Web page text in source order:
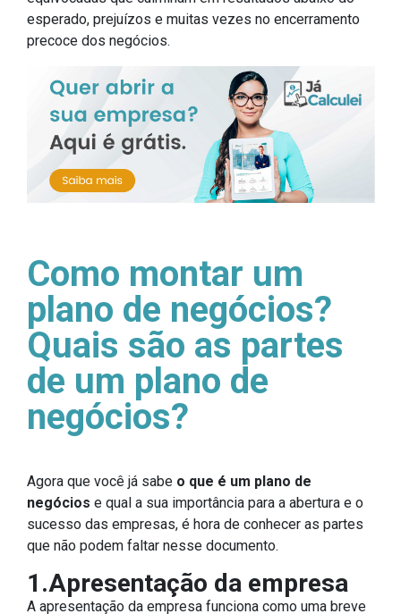
esperado, prejuízos e muitas vezes no encerramento
precoce dos negócios.
Como montar um
plano de negócios?
Quais são as partes
de um plano de
negócios?
Agora que você já sabe o que é um plano de
negócios e qual a sua importância para a abertura e o
sucesso das empresas, é hora de conhecer as partes
que não podem faltar nesse documento.
1.Apresentação da empresa
A apresentação da empresa funciona como uma breve